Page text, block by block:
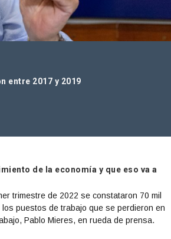
entre 2017 y 2019
de la economía y que eso va a
trimestre de 2022 se constataron 70 mil
puestos de trabajo que se perdieron en
Pablo Mieres, en rueda de prensa.